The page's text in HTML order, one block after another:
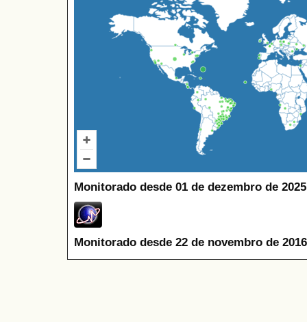
Monitorado desde 01 de dezembro de
Monitorado desde 22 de novembro de